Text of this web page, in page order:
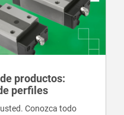
productos:
perfiles
Conozca todo